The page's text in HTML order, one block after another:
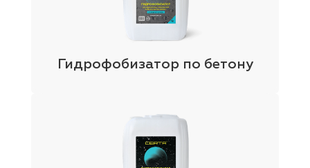
Гидрофобизатор по бетону